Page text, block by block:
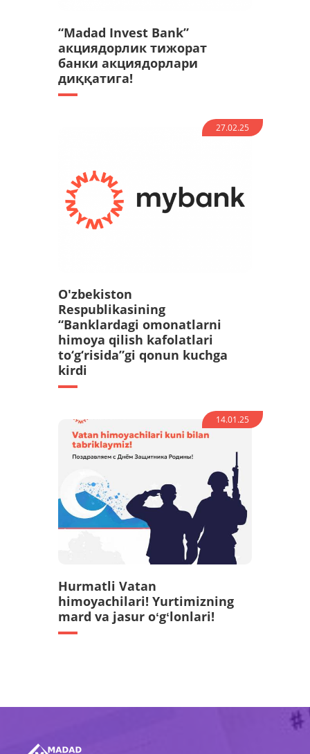
“Madad Invest Bank”
акциядорлик тижорат
банки акциядорлари
диққатига!
27.02.25
O'zbekiston
Respublikasining
“Banklardagi omonatlarni
himoya qilish kafolatlari
to‘g‘risida”gi qonun kuchga
kirdi
14.01.25
Hurmatli Vatan
himoyachilari! Yurtimizning
mard va jasur oʻgʻlonlari!